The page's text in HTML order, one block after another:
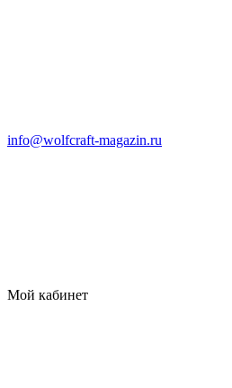
info@wolfcraft-magazin.ru
Мой кабинет